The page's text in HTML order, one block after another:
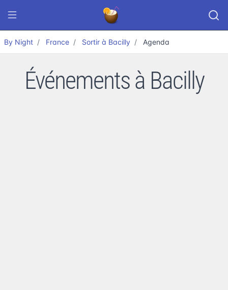
By Night France Sortir à Bacilly Agenda
Événements à Bacilly